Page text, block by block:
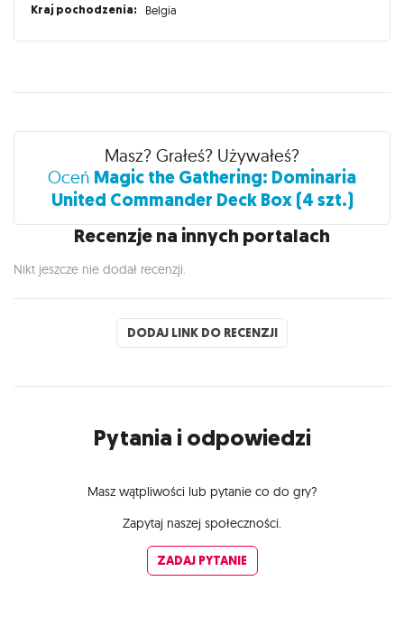
Kraj pochodzenia: Belgia
Recenzje
Masz? Grałeś? Używałeś?
Oceń Magic the Gathering: Dominaria
United Commander Deck Box (4 szt.)
Recenzje na innych portalach
Nikt jeszcze nie dodał recenzji.
DODAJ LINK DO RECENZJI
Pytania i odpowiedzi
Masz wątpliwości lub pytanie co do gry?
Zapytaj naszej społeczności.
ZADAJ PYTANIE